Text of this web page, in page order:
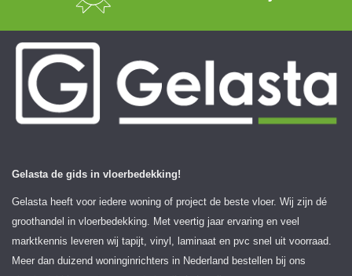
Gelasta de gids in vloerbedekking!
Gelasta heeft voor iedere woning of project de beste vloer. Wij zijn dé
groothandel in vloerbedekking. Met veertig jaar ervaring en veel
marktkennis leveren wij tapijt, vinyl, laminaat en pvc snel uit voorraad.
Meer dan duizend woninginrichters in Nederland bestellen bij ons